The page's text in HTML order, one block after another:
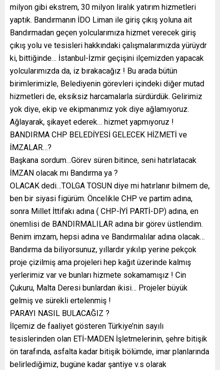
milyon gibi ekstrem, 30 milyon liralık yatırım hizmetleri
yaptık. Bandırmanın İDO Liman ile giriş çıkış yoluna ait
Bandırmadan geçen yolcularımıza hizmet verecek giriş
çıkış yolu ve tesisleri hakkındaki çalışmalarımızda yürüydr
ki, bittiğinde… İstanbul-İzmir geçişini ilçemizden yapacak
yolcularımızda da, iz bırakacağız ! Bu arada bütün
birimlerimizle, Belediyenin görevleri içindeki diğer mutad
hizmetleri de, eksiksiz harcamalarla sürdürdük. Gelirimiz
yok diye, ekip ve ekipmanımız yok diye ağlamıyoruz.
Ağlayarak, şikayet ederek… hizmet yapmıyoruz !
BANDIRMA CHP BELEDİYESİ GELECEK HİZMETİ ve
İMZALAR…?
Başkana sordum…Görev süren bitince, seni hatırlatacak
İMZAN olacak mı Bandırma ya ?
OLACAK dedi…TOLGA TOSUN diye mi hatırlanır bilmem de,
ben bir siyasi figürüm. Öncelikle CHP ve partim adına,
sonra Millet İttifakı adına ( CHP-İYİ PARTİ-DP) adına, en
önemlisi de BANDIRMALILAR adına bir görev üstlendim.
Benim imzam, hepsi adına ve Bandırmalılar adına olacak…
Bandırma da biliyorsunuz, yıllardır yıkılıp yerine pekçok
proje çizilmiş ama projeleri hep kağıt üzerinde kalmış
yerlerimiz var ve bunları hizmete sokamamışız ! Cin
Çukuru, Malta Deresi bunlardan ikisi… Projeler büyük
gelmiş ve sürekli ertelenmiş !
PARAYI NASIL BULACAĞIZ ?
İlçemiz de faaliyet gösteren Türkiye’nin sayılı
tesislerinden olan ETİ-MADEN İşletmelerinin, şehre bitişik
ön tarafında, asfalta kadar bitişik bölümde, imar planlarında
belirlediğimiz, bugüne kadar şantiye v.s olarak